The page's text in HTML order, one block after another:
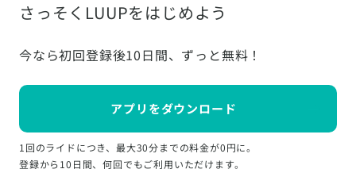
さっそくLUUPをはじめよう
今なら初回登録後10日間、ずっと無料！
アプリをダウンロード
1回のライドにつき、最大30分までの料金が0円に。
登録から10日間、何回でもご利用いただけます。